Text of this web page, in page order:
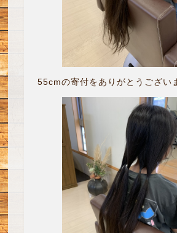
55cmの寄付をありがとうござい